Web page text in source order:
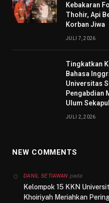
Kebakaran
Thohir, Api
Korban Jiwa
JULI 7, 2026
Tingkatkan
Bahasa
Universitas
Pengabdian
Ulum
JULI 2, 2026
NEW COMMENTS
DANIL SETIAWAN pada
Kelompok 15 KKN
Khoiriyah Meriahkan